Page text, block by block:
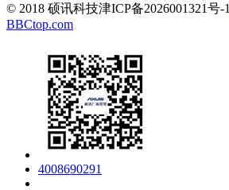
© 2018 硕讯科技津ICP备2026001321号-1
BBCtop.com
4008690291